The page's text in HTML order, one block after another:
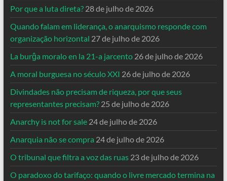
Por que a luta direta? 28 de julho de 2026
Quando falam em liderança, o anarquismo responde com
organização horizontal 27 de julho de 2026
La burĝa moralo en la 21-a jarcento 26 de julho de 2026
A moral burguesa no século XXI 26 de julho de 2026
Divindades não precisam de riqueza, por que seus
representantes precisam? 25 de julho de 2026
Anarchy is not for sale 24 de julho de 2026
Anarquia não se compra 24 de julho de 2026
O tribunal que filtra a voz das ruas 23 de julho de 2026
O paradoxo do tarifaço: quando o livre mercado termina na